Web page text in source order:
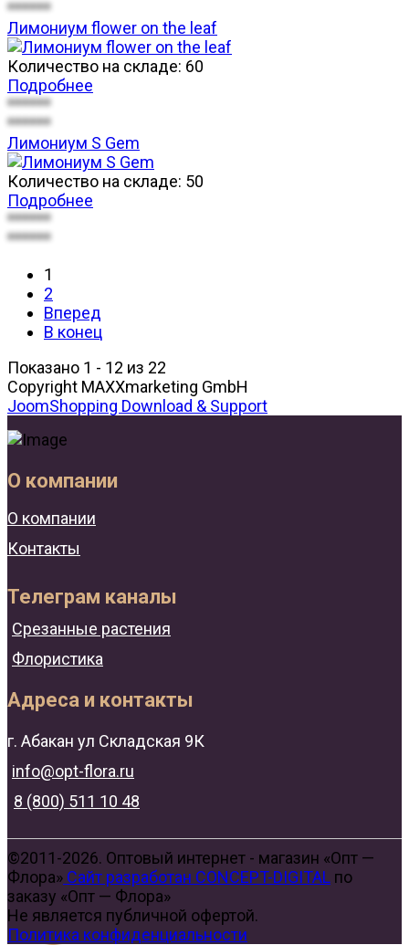
******
Лимониум flower on the leaf
Количество на складе: 60
Подробнее
******
******
Лимониум S Gem
Количество на складе: 50
Подробнее
******
******
1
2
Вперед
В конец
Показано 1 - 12 из 22
Copyright MAXXmarketing GmbH
JoomShopping Download & Support
О компании
О компании
Контакты
Телеграм каналы
Срезанные растения
Флористика
Адреса и контакты
г. Абакан ул Складская 9К
info@opt-flora.ru
8 (800) 511 10 48
©2011-2026. Оптовый интернет - магазин «Опт —
Флора» Сайт разработан CONCEPT-DIGITAL по
заказу «Опт — Флора»
Не является публичной офертой.
Политика конфиденциальности